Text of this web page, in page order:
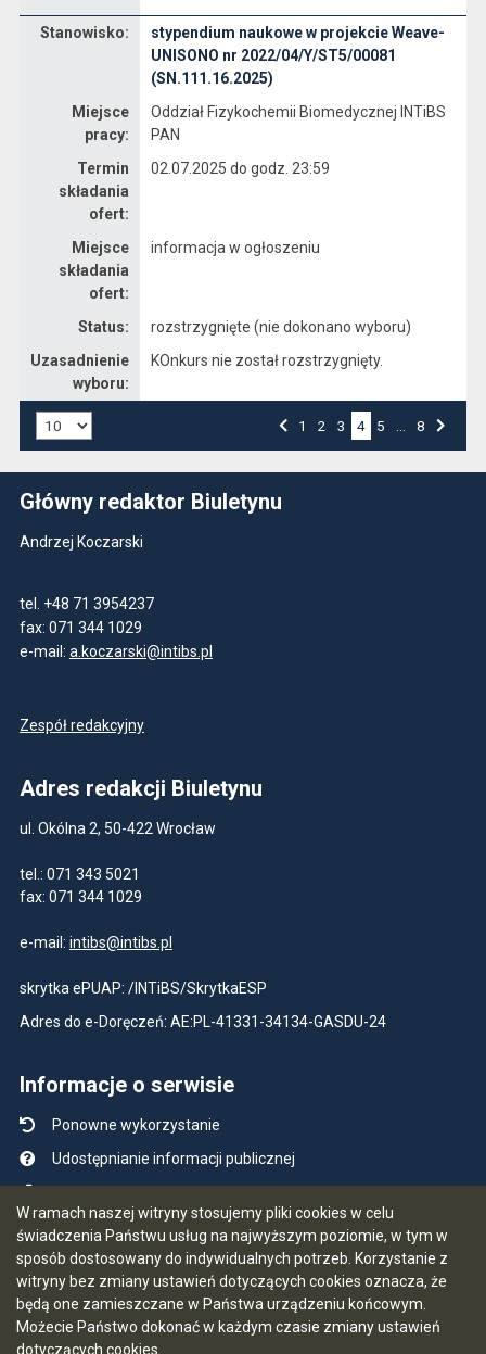
W ramach naszej witryny stosujemy pliki cookies w celu
świadczenia Państwu usług na najwyższym poziomie, w tym w
sposób dostosowany do indywidualnych potrzeb. Korzystanie z
witryny bez zmiany ustawień dotyczących cookies oznacza, że
będą one zamieszczane w Państwa urządzeniu końcowym.
Możecie Państwo dokonać w każdym czasie zmiany ustawień
dotyczących cookies.
Stanowisko:
stypendium naukowe w projekcie Weave-
UNISONO nr 2022/04/Y/ST5/00081
(SN.111.16.2025)
Miejsce
pracy:
Oddział Fizykochemii Biomedycznej INTiBS
PAN
Termin
składania
ofert:
02.07.2025 do godz. 23:59
Miejsce
składania
ofert:
informacja w ogłoszeniu
Status:
rozstrzygnięte (nie dokonano wyboru)
Uzasadnienie
wyboru:
KOnkurs nie został rozstrzygnięty.
1 2 3 4 5 … 8
Główny redaktor Biuletynu
Andrzej Koczarski
tel. +48 71 3954237
fax: 071 344 1029
e-mail: a.koczarski@intibs.pl
Zespół redakcyjny
Adres redakcji Biuletynu
ul. Okólna 2, 50-422 Wrocław
tel.: 071 343 5021
fax: 071 344 1029
e-mail: intibs@intibs.pl
skrytka ePUAP: /INTiBS/SkrytkaESP
Adres do e-Doręczeń: AE:PL-41331-34134-GASDU-24
Informacje o serwisie
Ponowne wykorzystanie
Udostępnianie informacji publicznej
Instrukcja obsługi
Statystyki oglądalności
Ostatnio dodane
Ostatnia aktualizacja BIP: 03.08.2026 13:32